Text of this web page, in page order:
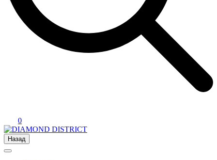
0
Назад